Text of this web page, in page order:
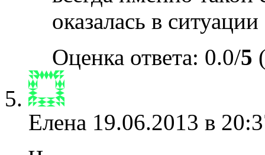
оказалась в ситуации
Оценка ответа: 0.0/5
Елена 19.06.2013 в